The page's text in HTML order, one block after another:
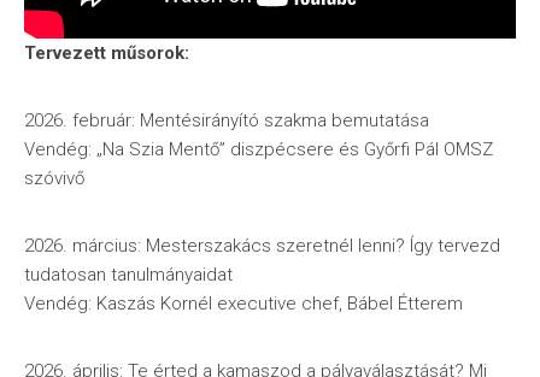
Tervezett műsorok:
2026. február: Mentésirányító szakma bemutatása
Vendég: „Na Szia Mentő” diszpécsere és Győrfi Pál OMSZ
szóvivő
2026. március: Mesterszakács szeretnél lenni? Így tervezd
tudatosan tanulmányaidat
Vendég: Kaszás Kornél executive chef, Bábel Étterem
2026. április: Te érted a kamaszod a pályaválasztását? Mi